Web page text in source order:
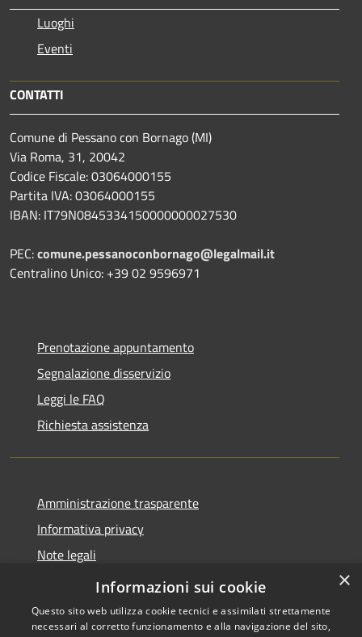
Luoghi
Eventi
CONTATTI
Comune di Pessano con Bornago (MI)
Via Roma, 31, 20042
Codice Fiscale: 03064000155
Partita IVA: 03064000155
IBAN: IT79N0845334150000000027530
PEC:comune.pessanoconbornago@legalmail.it
Centralino Unico: +39 02 9596971
Prenotazione appuntamento
Segnalazione disservizio
Leggi le FAQ
Richiesta assistenza
Amministrazione trasparente
Informativa privacy
Note legali
Dichiarazione di accessibilità
×
Informazioni sui cookie
Questo sito web utilizza cookie tecnici e assimilati strettamente
necessari al corretto funzionamento e alla navigazione del sito,